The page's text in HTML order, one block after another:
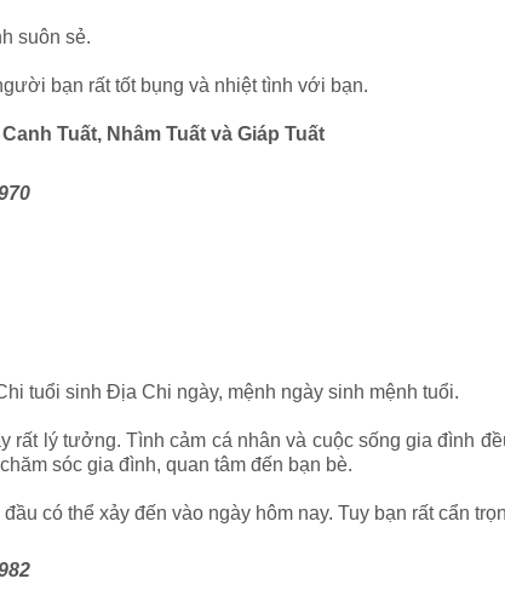
suôn sẻ.
bạn rất tốt bụng và nhiệt tình với bạn.
Tuất, Nhâm Tuất và Giáp Tuất
tuổi sinh Địa Chi ngày, mệnh ngày sinh mệnh tuổi.
rất lý tưởng. Tình cảm cá nhân và cuộc sống gia đình
sóc gia đình, quan tâm đến bạn bè.
có thể xảy đến vào ngày hôm nay. Tuy bạn rất cẩn